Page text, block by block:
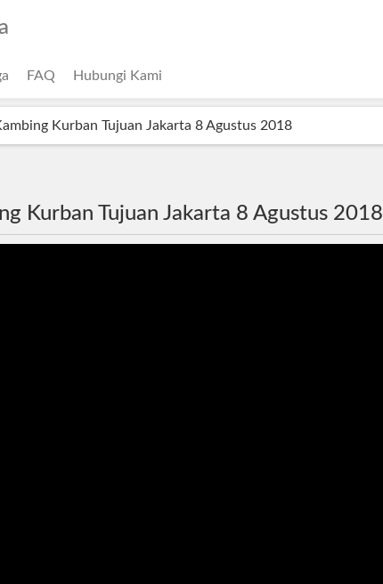
FAQ Hubungi Kami
Kurban Tujuan Jakarta 8 Agustus 2018
Kurban Tujuan Jakarta 8 Agustus 2018